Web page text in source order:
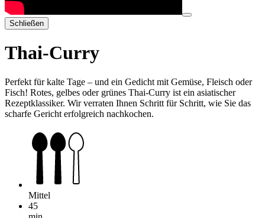
Schließen
Thai-Curry
Perfekt für kalte Tage – und ein Gedicht mit Gemüse, Fleisch oder
Fisch! Rotes, gelbes oder grünes Thai-Curry ist ein asiatischer
Rezeptklassiker. Wir verraten Ihnen Schritt für Schritt, wie Sie das
scharfe Gericht erfolgreich nachkochen.
Mittel
45